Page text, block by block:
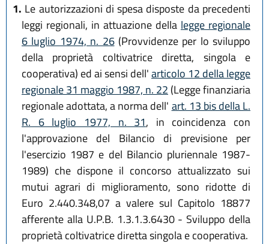
1. Le autorizzazioni di spesa disposte da precedenti
leggi regionali, in attuazione della legge regionale
6 luglio 1974, n. 26(Provvidenze per lo sviluppo
della proprietà coltivatrice diretta, singola e
cooperativa) ed ai sensi dell'articolo 12 della legge
regionale 31 maggio 1987, n. 22 (Legge finanziaria
regionale adottata, a norma dell' art. 13 bis della L.
R. 6 luglio 1977, n. 31, in coincidenza con
l'approvazione del Bilancio di previsione per
l'esercizio 1987 e del Bilancio pluriennale 1987-
1989) che dispone il concorso attualizzato sui
mutui agrari di miglioramento, sono ridotte di
Euro 2.440.348,07 a valere sul Capitolo 18877
afferente alla U.P.B. 1.3.1.3.6430 - Sviluppo della
proprietà coltivatrice diretta singola e cooperativa.